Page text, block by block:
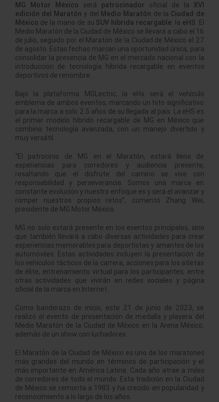
MG Motor México será patrocinador oficial de la XVI
edición del Maratón y del Medio Maratón de la Ciudad de
México de la mano de su SUV híbrida recargable: la eHS. El
Medio Maratón de la Ciudad de México se llevará a cabo el 16
de julio, seguido por el Maratón de la Ciudad de México el 27
de agosto. Estas fechas marcan una oportunidad única, para
consolidar la presencia de MG en el mercado nacional con la
introducción de tecnología híbrida recargable en eventos
deportivos de renombre.
Bajo la plataforma MGLectric, la eHs será el vehículo
emblema de ambos eventos, marcando un hito significativo
para la marca a solo 2.5 años de su llegada al país. La eHS es
el primer modelo híbrido recargable de MG en México que
combina tecnología avanzada, con un manejo divertido y
muy versátil.
“El patrocinio de MG en el Maratón, estará lleno de
experiencias para corredores y audiencia presente,
resaltando que el disfrute del camino se vive con
responsabilidad y perseverancia. Somos una marca en
constante evolución y nuestro enfoque es y será el avanzar y
romper nuestros propios retos”, comentó Zhang Wei,
presidente de MG Motor México.
MG no solo estará presente en los eventos principales, sino
que también llevará a cabo diversas actividades para crear
experiencias memorables para deportistas y amantes de los
automóviles. Estas actividades incluyen la presentación de
los vehículos tácticos de la carrera, acciones para los atletas
de élite, entrenamiento virtual para los participantes, entre
otras actividades que vivirán en redes sociales y página
oficial de la marca en Internet.
Como banderazo de inicio, este 21 de junio de 2023, se
realizó el evento de presentación de medalla y playera del
Medio Maratón de la Ciudad de México en la Arena México,
además de un show con luchadores.
El Maratón de la Ciudad de México es uno de los maratones
más grandes del mundo en términos de participación y el
más importante en América Latina. Cada año atrae a miles
de corredores de todo el mundo. Esta tradición en la Ciudad
de México se remonta a 1983 y ha crecido en popularidad y
reconocimiento a lo largo de los años.